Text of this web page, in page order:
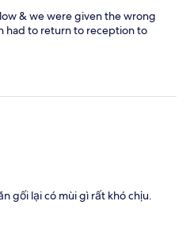
& we were given the wrong
had to return to reception to
gối lại có mùi gì rất khó chịu.